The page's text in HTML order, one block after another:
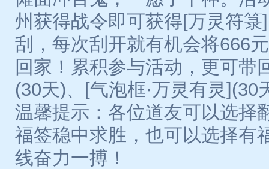
州获得战令即可获得[万灵符
刮，每次刮开就有机会将666
回家！累积参与活动，更可带
(30天)、[气泡框·万灵有灵](30
温馨提示：各位道友可以选择
福签稳中求胜，也可以选择有
线奋力一搏！